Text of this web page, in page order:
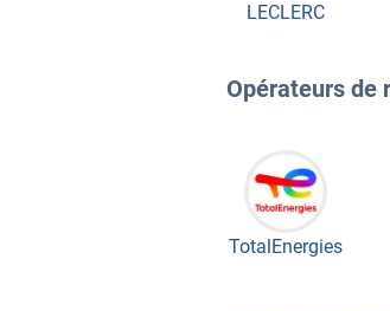
LECLERC
Opérateurs de
TotalEnergies